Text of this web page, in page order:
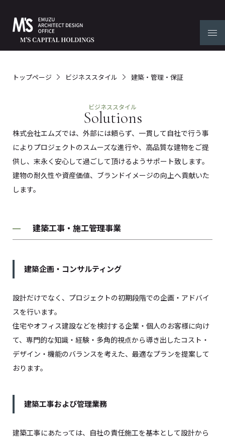
トップページ ビジネススタイル 建築・管理・保証
ビジネススタイル
Solutions
株式会社エムズでは、外部には頼らず、一貫して自社で行う事
によりプロジェクトのスムーズな進行や、高品質な建物をご提
供し、末永く安心して過ごして頂けるようサポート致します。
建物の耐久性や資産価値、ブランドイメージの向上へ貢献いた
します。
建築工事・施工管理事業
建築企画・コンサルティング
設計だけでなく、プロジェクトの初期段階での企画・アドバイ
スを行います。
住宅やオフィス建設などを検討する企業・個人のお客様に向け
て、専門的な知識・経験・多角的視点から導き出したコスト・
デザイン・機能のバランスを考えた、最適なプランを提案して
おります。
建築工事および管理業務
建築工事にあたっては、自社の責任施工を基本として設計から